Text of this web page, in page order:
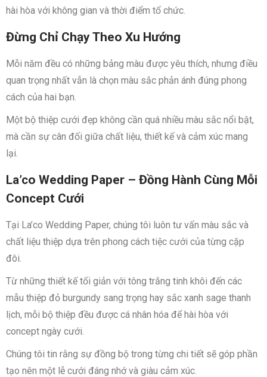
hài hòa với không gian và thời điểm tổ chức.
Đừng Chỉ Chạy Theo Xu Hướng
Mỗi năm đều có những bảng màu được yêu thích, nhưng điều
quan trọng nhất vẫn là chọn màu sắc phản ánh đúng phong
cách của hai bạn.
Một bộ thiệp cưới đẹp không cần quá nhiều màu sắc nổi bật,
mà cần sự cân đối giữa chất liệu, thiết kế và cảm xúc mang
lại.
La’co Wedding Paper – Đồng Hành Cùng Mỗi
Concept Cưới
Tại La’co Wedding Paper, chúng tôi luôn tư vấn màu sắc và
chất liệu thiệp dựa trên phong cách tiệc cưới của từng cặp
đôi.
Từ những thiết kế tối giản với tông trắng tinh khôi đến các
mẫu thiệp đỏ burgundy sang trọng hay sắc xanh sage thanh
lịch, mỗi bộ thiệp đều được cá nhân hóa để hài hòa với
concept ngày cưới.
Chúng tôi tin rằng sự đồng bộ trong từng chi tiết sẽ góp phần
tạo nên một lễ cưới đáng nhớ và giàu cảm xúc.